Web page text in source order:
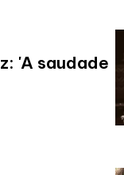
'A saudade